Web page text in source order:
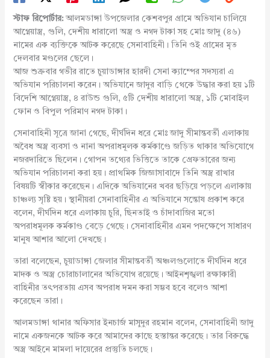
স্টাফ রিপোর্টার: আলমডাঙ্গা উপজেলার কেশবপুর গ্রামে অভিযান চালিয়ে
আগ্নেয়াস্ত্র, গুলি, দেশীয় ধারালো অস্ত্র ও নগদ টাকা সহ মোঃ জাদু (৪৬)
নামের এক ব্যক্তিকে আটক করেছে সেনাবাহিনী। তিনি ওই গ্রামের মৃত
দেলবার মণ্ডলের ছেলে।
আজ শুক্রবার গভীর রাতে চুয়াডাঙ্গার হারদী সেনা ক্যাম্পের সদস্যরা এ
অভিযান পরিচালনা করেন। অভিযানে জাদুর বাড়ি থেকে উদ্ধার করা হয় ১টি
বিদেশি আগ্নেয়াস্ত্র, ৪ রাউন্ড গুলি, ৫টি দেশীয় ধারালো অস্ত্র, ১টি মোবাইল
ফোন ও বিপুল পরিমাণ নগদ টাকা।
সেনাবাহিনী সূত্রে জানা গেছে, দীর্ঘদিন ধরে মোঃ জাদু সীমান্তবর্তী এলাকায়
অবৈধ অস্ত্র ব্যবসা ও নানা অপরাধমূলক কর্মকাণ্ডে জড়িত থাকার অভিযোগে
নজরদারিতে ছিলেন। গোপন তথ্যের ভিত্তিতে তাকে গ্রেফতারের জন্য
অভিযান পরিচালনা করা হয়। প্রাথমিক জিজ্ঞাসাবাদে তিনি অস্ত্র রাখার
বিষয়টি স্বীকার করেছেন। এদিকে অভিযানের খবর ছড়িয়ে পড়লে এলাকায়
চাঞ্চল্য সৃষ্টি হয়। স্থানীয়রা সেনাবাহিনীর এ অভিযানে সন্তোষ প্রকাশ করে
বলেন, দীর্ঘদিন ধরে এলাকায় চুরি, ছিনতাই ও চাঁদাবাজির মতো
অপরাধমূলক কর্মকাণ্ড বেড়ে গেছে। সেনাবাহিনীর এমন পদক্ষেপে সাধারণ
মানুষ আশার আলো দেখছে।
তারা বলেছেন, চুয়াডাঙ্গা জেলার সীমান্তবর্তী অঞ্চলগুলোতে দীর্ঘদিন ধরে
মাদক ও অস্ত্র চোরাচালানের অভিযোগ রয়েছে। আইনশৃঙ্খলা রক্ষাকারী
বাহিনীর তৎপরতায় এসব অপরাধ দমন করা সম্ভব হবে বলেও আশা
করেছেন তারা।
আলমডাঙ্গা থানার অফিসার ইনচার্জ মাসুদুর রহমান বলেন, সেনাবাহিনী জাদু
নামে একজনকে আটক করে আমাদের কাছে হস্তান্তর করেছে। তার বিরুদ্ধে
অস্ত্র আইনে মামলা দায়েরের প্রস্তুতি চলছে।